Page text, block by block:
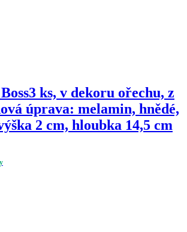
3 ks, v dekoru ořechu, z
úprava: melamin, hnědé,
2 cm, hloubka 14,5 cm